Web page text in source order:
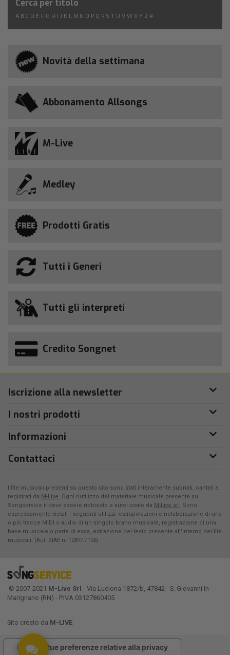
Cerca per titolo
A B C D E F G H I J K L M N O P Q R S T U V W X Y Z #
Novità della settimana
Abbonamento Allsongs
M-Live
Medley
Prodotti Gratis
Tutti i Generi
Tutti gli interpreti
Credito Songnet
Iscrizione alla newsletter
I nostri prodotti
Informazioni
Contattaci
I file musicali presenti su questo sito sono stati interamente suonati, cantati e
registrati da M-Live. Ogni riutilizzo del materiale musicale presente su
Songservice.it deve essere richiesto e autorizzato da M-Live srl. Sono
espressamente vietati i seguenti utilizzi: estrapolazioni e rielaborazione di una
o più tracce MIDI o audio di un singolo brano musicale, registrazione di una
base musicale o parte di essa, estrazione del testo presente all'interno dei file
musicali. (Aut. SIAE n. 1287/I/106)
© 2007-2021 M-Live Srl - Via Luciona 1872/b, 47842 - S. Giovanni In
Marignano (RN) - P.IVA 03127860405
Sito creato da M-LIVE
Le tue preferenze relative alla privacy